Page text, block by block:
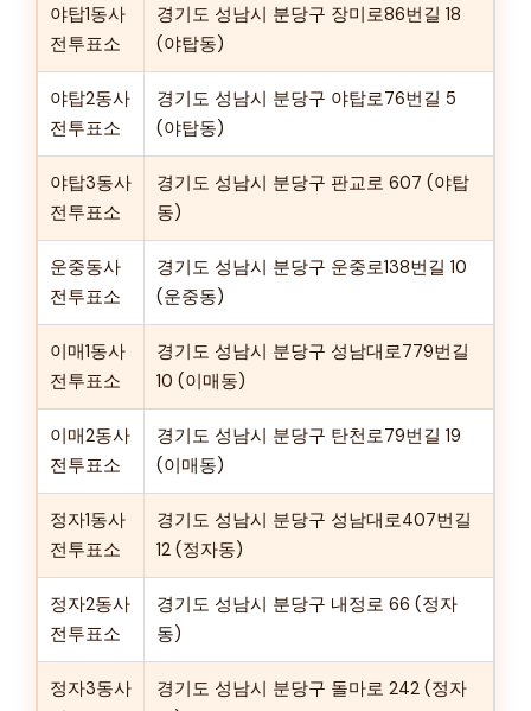
야탑1동사
전투표소
경기도 성남시 분당구 장미로86번길 18
(야탑동)
야탑2동사
전투표소
경기도 성남시 분당구 야탑로76번길 5
(야탑동)
야탑3동사
전투표소
경기도 성남시 분당구 판교로 607 (야탑
동)
운중동사
전투표소
경기도 성남시 분당구 운중로138번길 10
(운중동)
이매1동사
전투표소
경기도 성남시 분당구 성남대로779번길
10 (이매동)
이매2동사
전투표소
경기도 성남시 분당구 탄천로79번길 19
(이매동)
정자1동사
전투표소
경기도 성남시 분당구 성남대로407번길
12 (정자동)
정자2동사
전투표소
경기도 성남시 분당구 내정로 66 (정자
동)
정자3동사
경기도 성남시 분당구 돌마로 242 (정자